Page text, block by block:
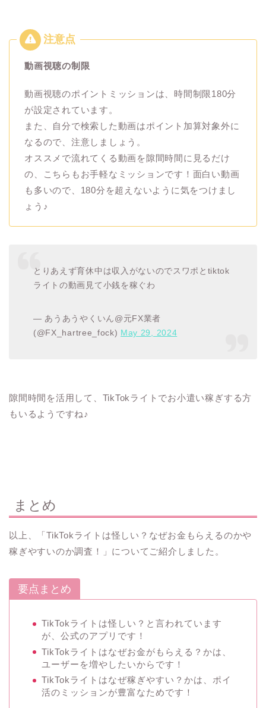
動画視聴の制限
動画視聴のポイントミッションは、時間制限180分
が設定されています。
また、自分で検索した動画はポイント加算対象外に
なるので、注意しましょう。
オススメで流れてくる動画を隙間時間に見るだけ
の、こちらもお手軽なミッションです！面白い動画
も多いので、180分を超えないように気をつけまし
ょう♪
とりあえず育休中は収入がないのでスワポとtiktok
ライトの動画見て小銭を稼ぐわ
— あうあうやくいん@元FX業者
(@FX_hartree_fock) May 29, 2024
隙間時間を活用して、TikTokライトでお小遣い稼ぎする方
もいるようですね♪
まとめ
以上、「TikTokライトは怪しい？なぜお金もらえるのかや
稼ぎやすいのか調査！」についてご紹介しました。
要点まとめ
TikTokライトは怪しい？と言われています
が、公式のアプリです！
TikTokライトはなぜお金がもらえる？かは、
ユーザーを増やしたいからです！
TikTokライトはなぜ稼ぎやすい？かは、ポイ
活のミッションが豊富なためです！